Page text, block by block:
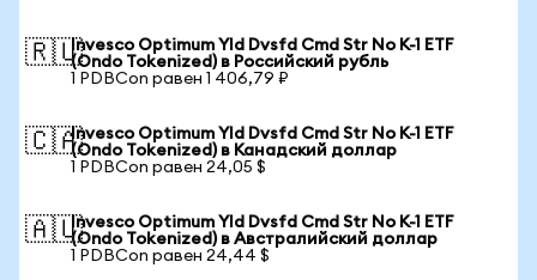
🇷🇺Invesco Optimum Yld Dvsfd Cmd Str No K-1 ETF
(Ondo Tokenized) в Российский рубль
1 PDBCon равен 1 406,79 ₽
🇨🇦Invesco Optimum Yld Dvsfd Cmd Str No K-1 ETF
(Ondo Tokenized) в Канадский доллар
1 PDBCon равен 24,05 $
🇦🇺Invesco Optimum Yld Dvsfd Cmd Str No K-1 ETF
(Ondo Tokenized) в Австралийский доллар
1 PDBCon равен 24,44 $